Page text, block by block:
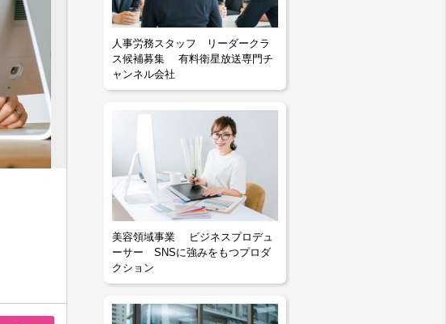
人事労務スタッフ リーダークラ
ス候補募集 有料衛星放送専門チ
ャンネル会社
美容領域事業 ビジネスプロデュ
ーサー SNSに強みをもつプロダ
クション